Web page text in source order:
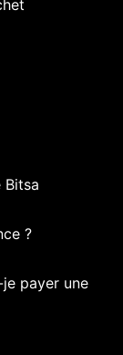
Bitsa
?
payer une